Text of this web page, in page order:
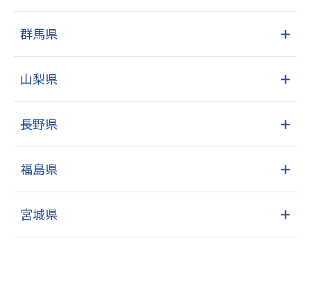
群馬県 ＋
山梨県 ＋
長野県 ＋
福島県 ＋
宮城県 ＋